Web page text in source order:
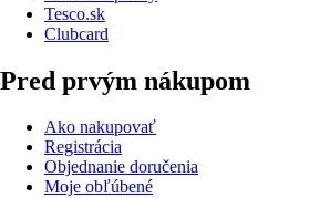
Tesco.sk
Clubcard
Pred prvým nákupom
Ako nakupovať
Registrácia
Objednanie doručenia
Moje obľúbené